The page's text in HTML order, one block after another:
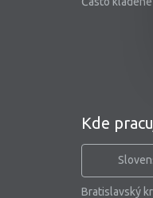
Kde
Bratislavský